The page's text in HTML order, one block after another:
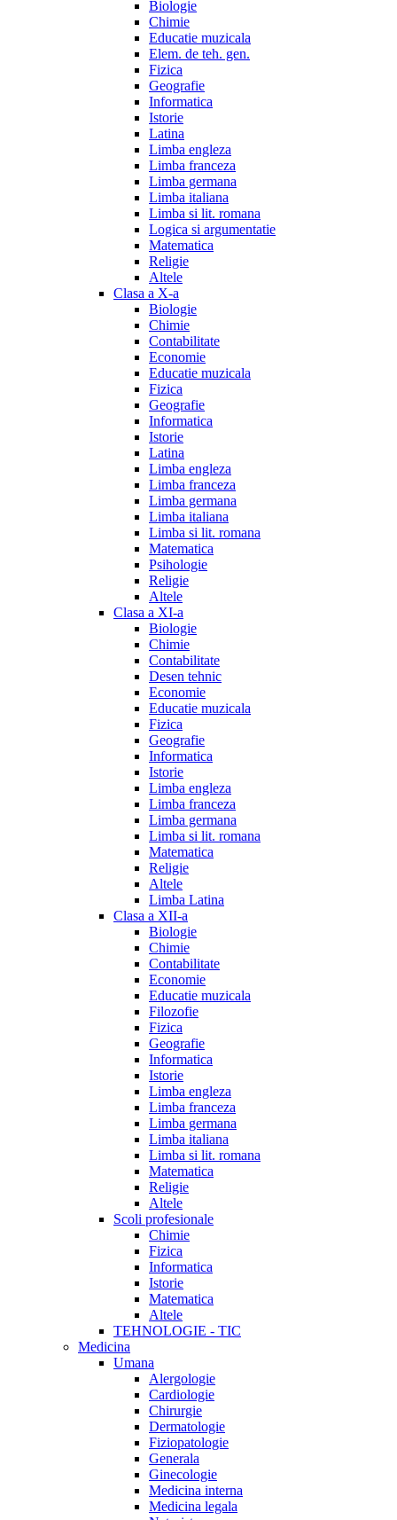
Biologie
Chimie
Educatie muzicala
Elem. de teh. gen.
Fizica
Geografie
Informatica
Istorie
Latina
Limba engleza
Limba franceza
Limba germana
Limba italiana
Limba si lit. romana
Logica si argumentatie
Matematica
Religie
Altele
Clasa a X-a
Biologie
Chimie
Contabilitate
Economie
Educatie muzicala
Fizica
Geografie
Informatica
Istorie
Latina
Limba engleza
Limba franceza
Limba germana
Limba italiana
Limba si lit. romana
Matematica
Psihologie
Religie
Altele
Clasa a XI-a
Biologie
Chimie
Contabilitate
Desen tehnic
Economie
Educatie muzicala
Fizica
Geografie
Informatica
Istorie
Limba engleza
Limba franceza
Limba germana
Limba si lit. romana
Matematica
Religie
Altele
Limba Latina
Clasa a XII-a
Biologie
Chimie
Contabilitate
Economie
Educatie muzicala
Filozofie
Fizica
Geografie
Informatica
Istorie
Limba engleza
Limba franceza
Limba germana
Limba italiana
Limba si lit. romana
Matematica
Religie
Altele
Scoli profesionale
Chimie
Fizica
Informatica
Istorie
Matematica
Altele
TEHNOLOGIE - TIC
Medicina
Umana
Alergologie
Cardiologie
Chirurgie
Dermatologie
Fiziopatologie
Generala
Ginecologie
Medicina interna
Medicina legala